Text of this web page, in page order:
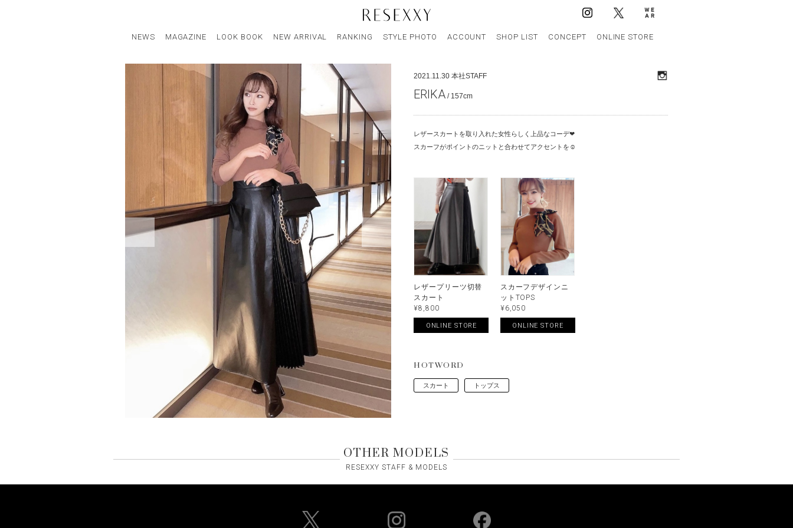
NEWS MAGAZINE LOOK BOOK NEW ARRIVAL RANKING STYLE PHOTO ACCOUNT SHOP LIST CONCEPT ONLINE STORE
2021.11.30 本社STAFF
ERIKA / 157cm
レザースカートを取り入れた女性らしく上品なコーデ❤︎
スカーフがポイントのニットと合わせてアクセントを☺︎
レザープリーツ切替
スカート
¥8,800
ONLINE STORE
スカーフデザインニ
ットTOPS
¥6,050
ONLINE STORE
HOTWORD
スカート トップス
OTHER MODELS
RESEXXY STAFF & MODELS